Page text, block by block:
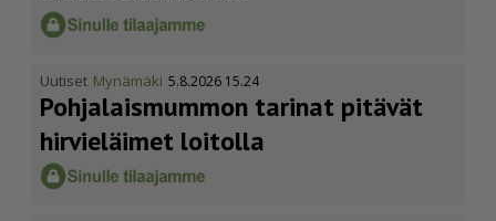
Uutiset Mynämäki 5.8.2026 15.24
Pohja­lais­mummon tarinat pitävät
hirvieläimet loitolla